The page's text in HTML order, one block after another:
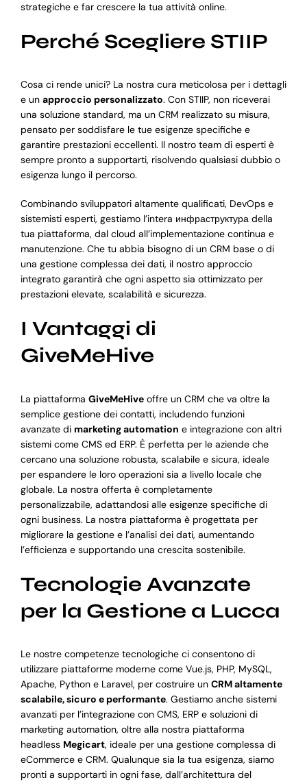
strategiche e far crescere la tua attività online.
Perché Scegliere STIIP
Cosa ci rende unici? La nostra cura meticolosa per i dettagli
e un approccio personalizzato. Con STIIP, non riceverai
una soluzione standard, ma un CRM realizzato su misura,
pensato per soddisfare le tue esigenze specifiche e
garantire prestazioni eccellenti. Il nostro team di esperti è
sempre pronto a supportarti, risolvendo qualsiasi dubbio o
esigenza lungo il percorso.
Combinando sviluppatori altamente qualificati, DevOps e
sistemisti esperti, gestiamo l’intera инфраструктура della
tua piattaforma, dal cloud all’implementazione continua e
manutenzione. Che tu abbia bisogno di un CRM base o di
una gestione complessa dei dati, il nostro approccio
integrato garantirà che ogni aspetto sia ottimizzato per
prestazioni elevate, scalabilità e sicurezza.
I Vantaggi di
GiveMeHive
La piattaforma GiveMeHiveoffre un CRM che va oltre la
semplice gestione dei contatti, includendo funzioni
avanzate di marketing automation e integrazione con altri
sistemi come CMS ed ERP. È perfetta per le aziende che
cercano una soluzione robusta, scalabile e sicura, ideale
per espandere le loro operazioni sia a livello locale che
globale. La nostra offerta è completamente
personalizzabile, adattandosi alle esigenze specifiche di
ogni business. La nostra piattaforma è progettata per
migliorare la gestione e l’analisi dei dati, aumentando
l’efficienza e supportando una crescita sostenibile.
Tecnologie Avanzate
per la Gestione a Lucca
Le nostre competenze tecnologiche ci consentono di
utilizzare piattaforme moderne come Vue.js, PHP, MySQL,
Apache, Python e Laravel, per costruire un CRM altamente
scalabile, sicuro e performante. Gestiamo anche sistemi
avanzati per l’integrazione con CMS, ERP e soluzioni di
marketing automation, oltre alla nostra piattaforma
headless Megicart, ideale per una gestione complessa di
eCommerce e CRM. Qualunque sia la tua esigenza, siamo
pronti a supportarti in ogni fase, dall’architettura del